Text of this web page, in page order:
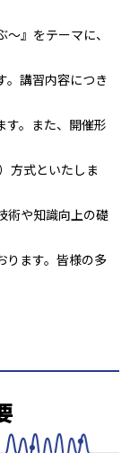
』をテーマに、
。講習内容につき
す。また、開催形
方式といたしま
術や知識向上の礎
ります。皆様の多